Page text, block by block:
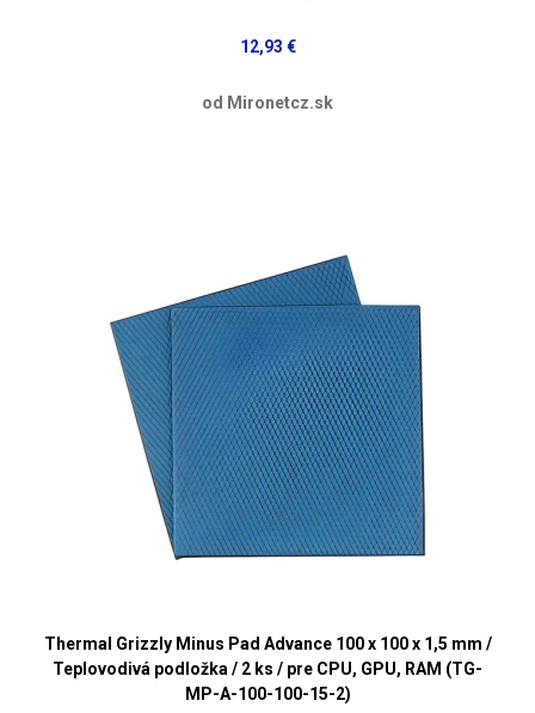
12,93 €
od Mironetcz.sk
Thermal Grizzly Minus Pad Advance 100 x 100 x 1,5 mm /
Teplovodivá podložka / 2 ks / pre CPU, GPU, RAM (TG-
MP-A-100-100-15-2)